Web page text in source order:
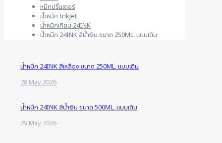
หมึกปริ้นเตอร์
น้ำหมึก Inkjet
น้ำหมึกเทียบ 24INK
น้ำหมึก 24INK สีน้ำเงิน ขนาด 250ML. แบบเติม
น้ำหมึก 24INK สีเหลือง ขนาด 250ML. แบบเติม
28 May 2026
น้ำหมึก 24INK สีน้ำเงิน ขนาด 500ML. แบบเติม
29 May 2026